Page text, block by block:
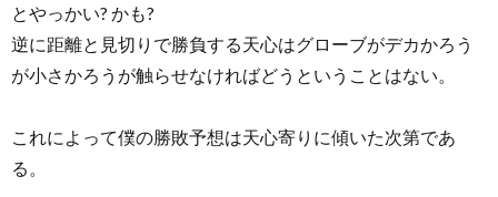
とやっかい? かも?
逆に距離と見切りで勝負する天心はグローブがデカかろう
が小さかろうが触らせなければどうということはない。
これによって僕の勝敗予想は天心寄りに傾いた次第であ
る。